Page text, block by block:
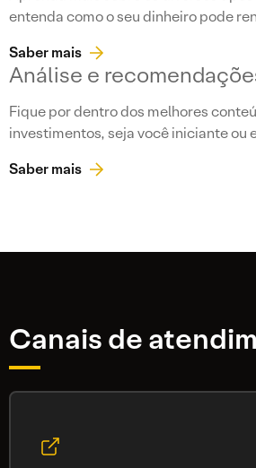
entenda como o seu dinheiro pode
Saber mais
Análise e
Fique por dentro dos melhores
investimentos, seja você iniciante ou
Saber mais
Canais de